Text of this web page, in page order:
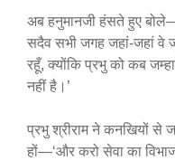
अब हनुमानजी हंसते हुए
सदैव सभी जगह जहां-जहां वे
रहूँ, क्योंकि प्रभु को कब
नहीं है।’
प्रभु श्रीराम ने कनखियों से
हों—‘और करो सेवा का